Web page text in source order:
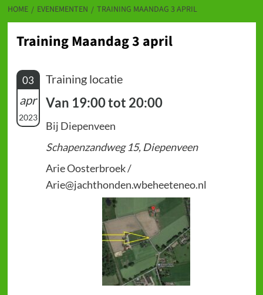
HOME EVENEMENTEN TRAINING MAANDAG 3 APRIL
Training Maandag 3 april
03
apr
2023
Training locatie
Van 19:00 tot 20:00
Bij Diepenveen
Schapenzandweg 15, Diepenveen
Arie Oosterbroek /
Arie@jachthonden.wbeheeteneo.nl